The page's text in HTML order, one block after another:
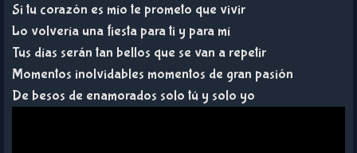
Si tu corazón es mío te prometo que vivir
Lo volvería una fiesta para ti y para mí
Tus días serán tan bellos que se van a repetir
Momentos inolvidables momentos de gran pasión
De besos de enamorados solo tú y solo yo